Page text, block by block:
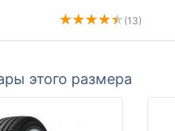
(13)
этого размера